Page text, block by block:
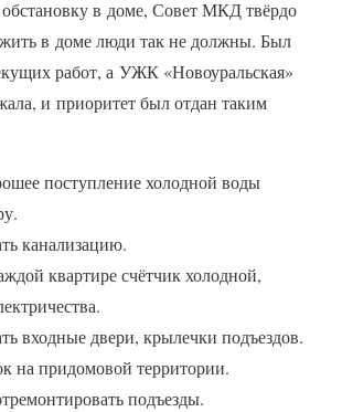
в доме, Совет МКД твёрдо
в доме люди так не должны. Был
работ, а УЖК «Новоуральская»
и приоритет был отдан таким
поступление холодной воды
канализацию.
квартире счётчик холодной,
входные двери, крылечки подъездов.
на придомовой территории.
подъезды.